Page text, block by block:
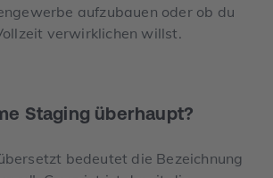
aufzubauen oder ob du
verwirklichen willst.
Staging überhaupt?
bedeutet die Bezeichnung